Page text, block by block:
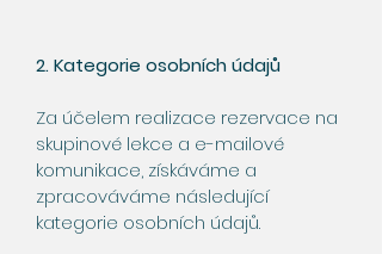
2. Kategorie osobních údajů
Za účelem realizace rezervace na
skupinové lekce a e-mailové
komunikace, získáváme a
zpracováváme následující
kategorie osobních údajů.